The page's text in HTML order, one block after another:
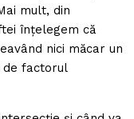
mult, din
înţelegem că
nici măcar un
de factorul